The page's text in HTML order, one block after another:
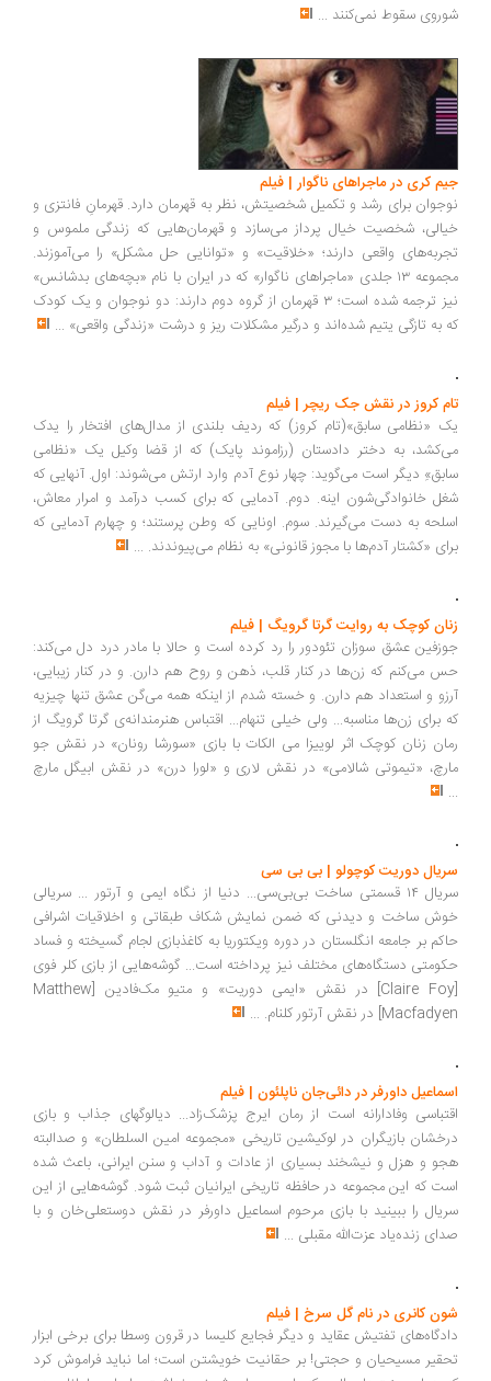
مرگ استالین به روایت آرماندو یانوچی | فیلم
رهبر بزرگ با کالبدی بی‌جان و شلواری خیس در گوشه‌ای افتاده است... اعضای
کمیته‌ی رهبری حزب مخصوصا «نیکیتا خروشچف» و «بریا» رئیس پلیس
مخفی در حال دسیسه چینی برای جانشینی و یارگیری و زیرآب‌زنی... در
حالی‌که هواپیمای حامل تیم ملی هاکی سقوط کرده است؛ پسر استالین و
مدیر تیم‌های ملی می‌گوید: هیچ هواپیمایی سقوط نکرده! اصولا هواپیماهای
شوروی سقوط نمی‌کنند ...
نوجوان برای رشد و تکمیل شخصیتش، نظر به قهرمان دارد. قهرمانِ فانتزی و
خیالی، شخصیت خیال پرداز می‌سازد و قهرمان‌هایی که زندگی ملموس و
تجربه‌های واقعی دارند؛ «خلاقیت» و «توانایی حل مشکل» را می‌آموزند.
مجموعه ۱۳ جلدی «ماجراهای ناگوار» که در ایران با نام «بچه‌های بدشانس»
نیز ترجمه شده‌ است؛ ۳ قهرمان از گروه دوم دارند: دو نوجوان و یک کودک
که به تازگی یتیم شده‌اند و درگیر مشکلات ریز و درشت «زندگی واقعی»...
تام کروز در نقش جک ریچر | فیلم
یک «نظامی سابق»(تام کروز) که ردیف بلندی از مدال‌های افتخار را یدک
می‌کشد، به دختر دادستان (رزاموند پایک) که از قضا وکیل یک «نظامی
سابق»ِ دیگر است می‌گوید: چهار نوع آدم وارد ارتش می‌شوند: اول. آنهایی که
شغل خانوادگی‌شون اینه. دوم. آدمایی که برای کسب درآمد و امرار معاش،
اسلحه به دست می‌گیرند. سوم. اونایی که وطن پرستند؛ و چهارم آدمایی که
زنان کوچک به روایت گرتا گرویگ | فیلم
جوزفین عشق سوزان تئودور را رد کرده است و حالا با مادر درد دل می‌کند:
حس می‌کنم که زن‌ها در کنار قلب، ذهن و روح هم دارن. و در کنار زیبایی،
که برای زن‌ها مناسبه... ولی خیلی تنهام... اقتباس هنرمندانه‌ی گرتا گرویگ از
رمان زنان کوچک اثر لوییزا می الکات با بازی «سورشا رونان» در نقش جو
مارچ، «تیموتی شالامی» در نقش لاری و «لورا درن» در نقش ابیگل مارچ
...
سریال دوریت کوچولو | بی بی سی
سریال ۱۴ قسمتی ساخت بی‌بی‌سی... دنیا از نگاه ایمی و آرتور ... سریالی
خوش ساخت و دیدنی که ضمن نمایش شکاف طبقاتی و اخلاقیات اشرافی